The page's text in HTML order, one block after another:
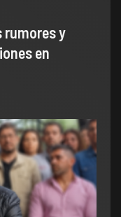
rumores y
en